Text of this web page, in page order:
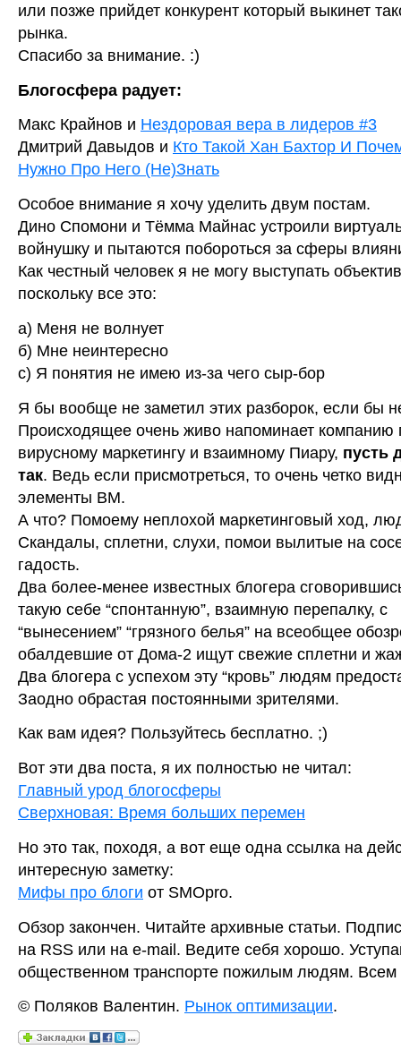
или позже прийдет конкурент который выкинет
рынка.
Спасибо за внимание. :)
Блогосфера радует:
Макс Крайнов и Нездоровая вера в лидеров #3
Дмитрий Давыдов и Кто Такой Хан Бахтор И
Нужно Про Него (Не)Знать
Особое внимание я хочу уделить двум постам.
Дино Спомони и Тёмма Майнас устроили
войнушку и пытаются побороться за сферы
Как честный человек я не могу выступать
поскольку все это:
а) Меня не волнует
б) Мне неинтересно
с) Я понятия не имею из-за чего сыр-бор
Я бы вообще не заметил этих разборок, если бы
Происходящее очень живо напоминает компанию
вирусному маркетингу и взаимному Пиару, пусть
так. Ведь если присмотреться, то очень четко
элементы ВМ.
А что? Помоему неплохой маркетинговый ход,
Скандалы, сплетни, слухи, помои вылитые на
гадость.
Два более-менее известных блогера
такую себе “спонтанную”, взаимную перепалку, с
“вынесением” “грязного белья” на всеобщее
обалдевшие от Дома-2 ищут свежие сплетни и
Два блогера с успехом эту “кровь” людям
Заодно обрастая постоянными зрителями.
Как вам идея? Пользуйтесь бесплатно. ;)
Вот эти два поста, я их полностью не читал:
Главный урод блогосферы
Сверхновая: Время больших перемен
Но это так, походя, а вот еще одна ссылка на
интересную заметку:
Мифы про блоги от SMOpro.
Обзор закончен. Читайте архивные статьи.
на RSS или на e-mail. Ведите себя хорошо.
общественном транспорте пожилым людям. Всем
© Поляков Валентин. Рынок оптимизации.